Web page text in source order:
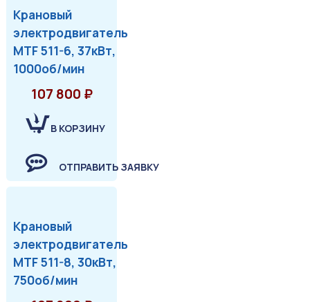
Крановый
электродвигатель
MTF 511-6, 37кВт,
1000об/мин
107 800 ₽
В КОРЗИНУ
ОТПРАВИТЬ ЗАЯВКУ
Крановый
электродвигатель
MTF 511-8, 30кВт,
750об/мин